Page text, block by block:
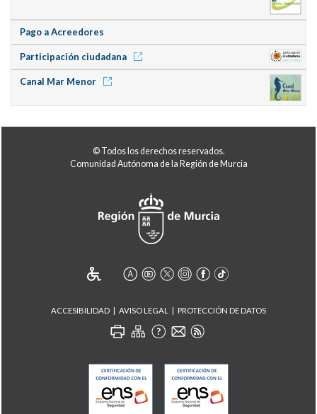
Pago a Acreedores
Participación ciudadana
Canal Mar Menor
© Todos los derechos reservados.
Comunidad Autónoma de la Región de Murcia
ACCESIBILIDAD AVISO LEGAL PROTECCIÓN DE DATOS